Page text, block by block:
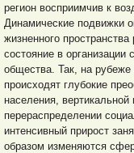
регион восприимчив к
Динамические подвижки
жизненного
состояние в организации
общества. Так, на
происходят глубокие
населения, вертикальной
перераспределении
интенсивный прирост
образом изменяются